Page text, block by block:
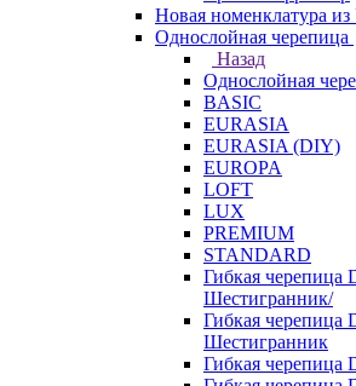
Новая номенклатура
Однослойная черепица
Назад
Однослойная
BASIC
EURASIA
EURASIA (DIY)
EUROPA
LOFT
LUX
PREMIUM
STANDARD
Гибкая черепица
Шестигранник/
Гибкая черепица
Шестигранник
Гибкая черепица